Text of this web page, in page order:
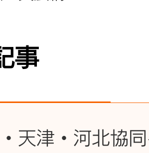
事
天津・河北協